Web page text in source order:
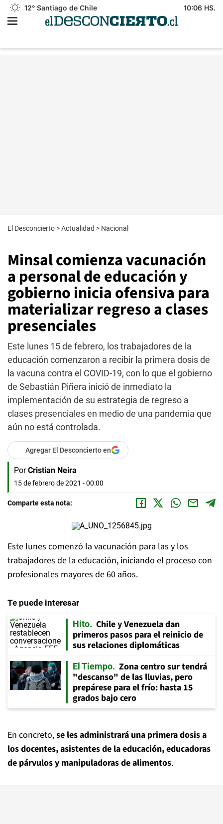
12° Santiago de Chile 10:06 HS.
El Desconcierto >Actualidad > Nacional
Minsal comienza vacunación
a personal de educación y
gobierno inicia ofensiva para
materializar regreso a clases
presenciales
Este lunes 15 de febrero, los trabajadores de la
educación comenzaron a recibir la primera dosis de
la vacuna contra el COVID-19, con lo que el gobierno
de Sebastián Piñera inició de inmediato la
implementación de su estrategia de regreso a
clases presenciales en medio de una pandemia que
aún no está controlada.
Agregar El Desconcierto en
Por Cristian Neira
15 de febrero de 2021 - 00:00
Comparte esta nota:
Este lunes comenzó la vacunación para las y los
trabajadores de la educación, iniciando el proceso con
profesionales mayores de 60 años.
Te puede interesar
Hito
Chile y Venezuela dan
primeros pasos para el reinicio de
sus relaciones diplomáticas
El Tiempo
Zona centro sur tendrá
"descanso" de las lluvias, pero
prepárese para el frío: hasta 15
grados bajo cero
En concreto,se les administrará una primera dosis a
los docentes, asistentes de la educación, educadoras
de párvulos y manipuladoras de alimentos.